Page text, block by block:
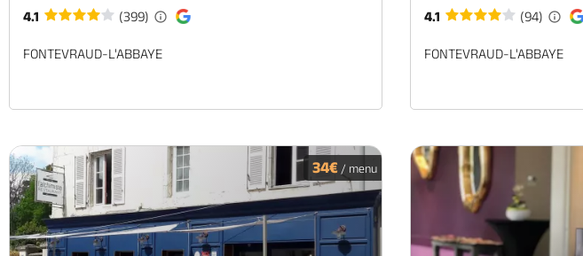
4.1
(399)
FONTEVRAUD-L'ABBAYE
4.1
(94)
FONTEVRAUD-L'ABBAYE
34€ / menu